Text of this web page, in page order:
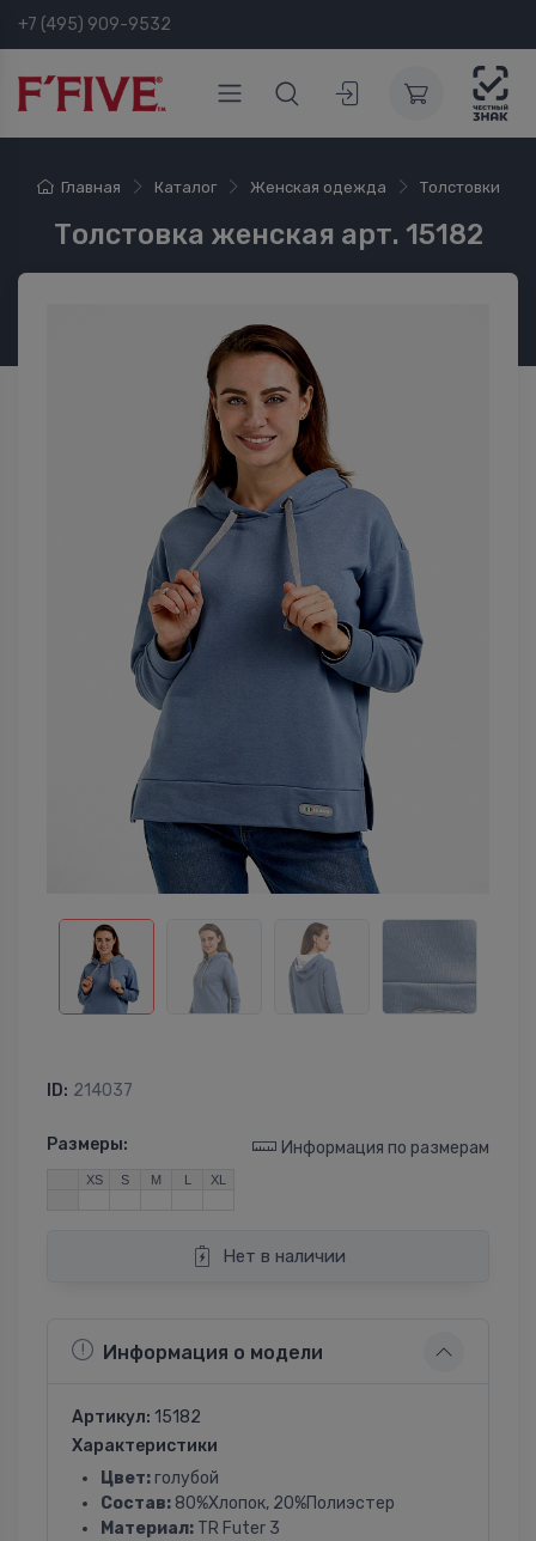
+7 (495) 909-9532
Главная Каталог Женская одежда Толстовки
Толстовка женская арт. 15182
ID: 214037
Размеры: Информация по размерам
XS S M L XL
Нет в наличии
Информация о модели
Артикул: 15182
Характеристики
Цвет: голубой
Состав: 80%Хлопок, 20%Полиэстер
Материал: TR Futer 3